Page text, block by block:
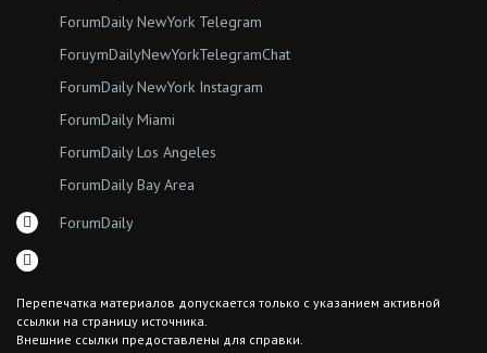
ForumDaily NewYork Telegram
ForuymDailyNewYorkTelegramChat
ForumDaily NewYork Instagram
ForumDaily Miami
ForumDaily Los Angeles
ForumDaily Bay Area
ForumDaily
Перепечатка материалов допускается только с указанием активной
ссылки на страницу источника.
Внешние ссылки предоставлены для справки.